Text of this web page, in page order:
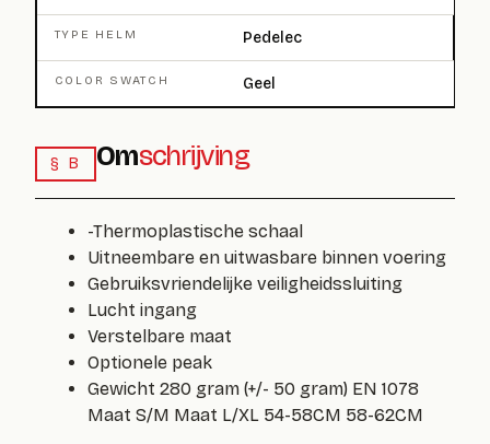
TYPE HELM Pedelec
COLOR SWATCH Geel
§ B Omschrijving
-Thermoplastische schaal
Uitneembare en uitwasbare binnen voering
Gebruiksvriendelijke veiligheidssluiting
Lucht ingang
Verstelbare maat
Optionele peak
Gewicht 280 gram (+/- 50 gram) EN 1078
Maat S/M Maat L/XL 54-58CM 58-62CM